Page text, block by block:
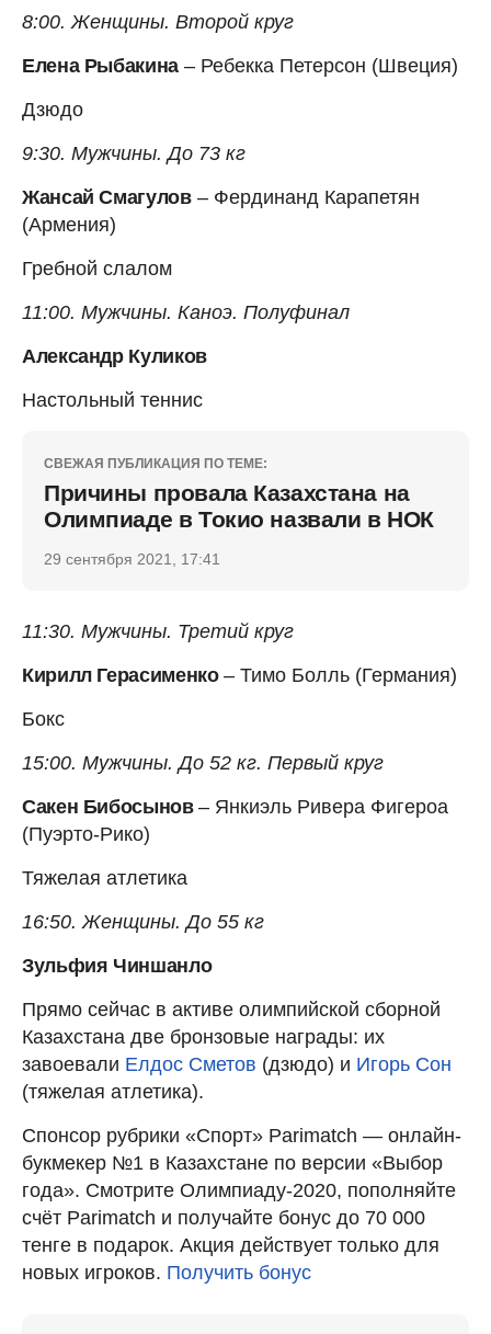
8:00. Женщины. Второй круг
Елена Рыбакина– Ребекка Петерсон (Швеция)
Дзюдо
9:30. Мужчины. До 73 кг
Жансай Смагулов– Фердинанд Карапетян
(Армения)
Гребной слалом
11:00. Мужчины. Каноэ. Полуфинал
Александр Куликов
Настольный теннис
СВЕЖАЯ ПУБЛИКАЦИЯ ПО ТЕМЕ:
Причины провала Казахстана на
Олимпиаде в Токио назвали в НОК
29 сентября 2021, 17:41
11:30. Мужчины. Третий круг
Кирилл Герасименко– Тимо Болль (Германия)
Бокс
15:00. Мужчины. До 52 кг. Первый круг
Сакен Бибосынов– Янкиэль Ривера Фигероа
(Пуэрто-Рико)
Тяжелая атлетика
16:50. Женщины. До 55 кг
Зульфия Чиншанло
Прямо сейчас в активе олимпийской сборной
Казахстана две бронзовые награды: их
завоевали Елдос Сметов (дзюдо) и Игорь Сон
(тяжелая атлетика).
Спонсор рубрики «Спорт» Parimatch — онлайн-
букмекер №1 в Казахстане по версии «Выбор
года». Смотрите Олимпиаду-2020, пополняйте
счёт Parimatch и получайте бонус до 70 000
тенге в подарок. Акция действует только для
новых игроков. Получить бонус